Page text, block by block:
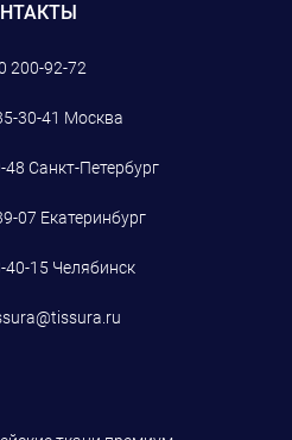
200-92-72
30-41 Москва
48 Санкт-Петербург
07 Екатеринбург
40-15 Челябинск